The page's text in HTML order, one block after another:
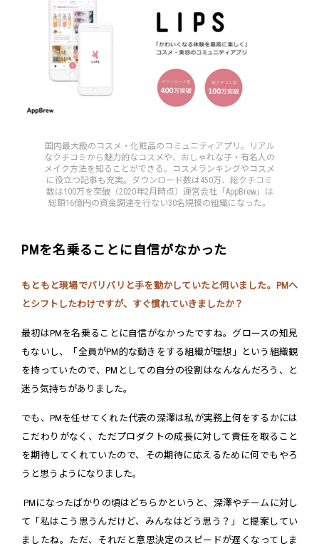
国内最大級のコスメ・化粧品のコミュニティアプリ。リアル
なクチコミから魅力的なコスメや、おしゃれな子・有名人の
メイク方法を知ることができる。コスメランキングやコスメ
に役立つ記事も充実。ダウンロード数は450万、総クチコミ
数は100万を突破（2020年2月時点）運営会社「AppBrew」は
総額16億円の資金調達を行ない30名規模の組織になった。
PMを名乗ることに自信がなかった
もともと現場でバリバリと手を動かしていたと伺いました。PMへ
とシフトしたわけですが、すぐ慣れていきましたか？
最初はPMを名乗ることに自信がなかったですね。グロースの知見
もないし、「全員がPM的な動きをする組織が理想」という組織観
を持っていたので、PMとしての自分の役割はなんなんだろう、と
迷う気持ちがありました。
でも、PMを任せてくれた代表の深澤は私が実務上何をするかには
こだわりがなく、ただプロダクトの成長に対して責任を取ること
を期待してくれていたので、その期待に応えるために何でもやろ
うと思うようになりました。
PMになったばかりの頃はどちらかというと、深澤やチームに対し
て「私はこう思うんだけど、みんなはどう思う？」と提案してい
ましたね。ただ、それだと意思決定のスピードが遅くなってしま